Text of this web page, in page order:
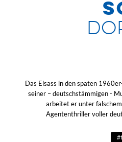
Das Elsass in den späten
seiner – deutschstämmigen -
arbeitet er unter
Agententhriller voller